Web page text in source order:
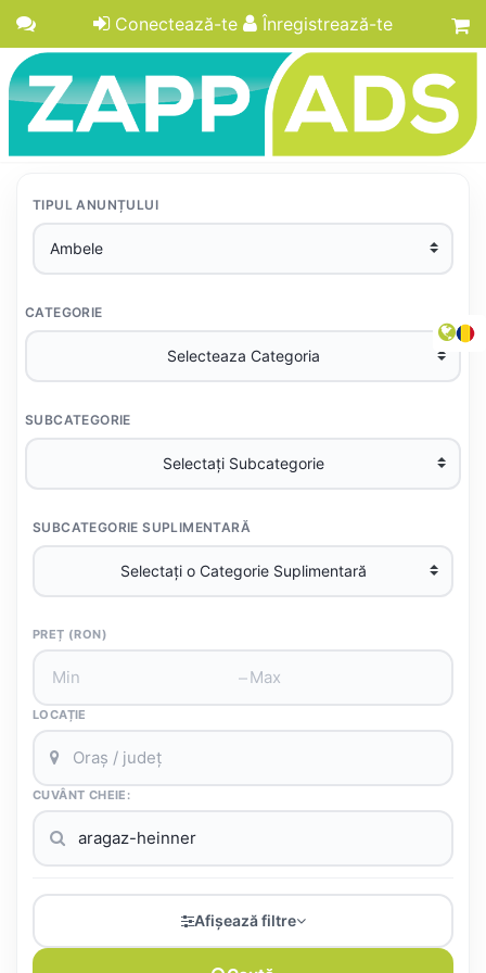
Conectează-te Înregistrează-te
TIPUL ANUNȚULUI
CATEGORIE
SUBCATEGORIE
SUBCATEGORIE SUPLIMENTARĂ
PREȚ (RON)
–
LOCAȚIE
CUVÂNT CHEIE:
Afișează filtre